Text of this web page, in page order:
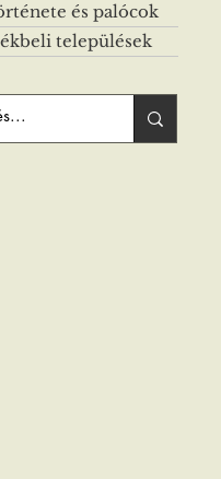
és palócok
települések